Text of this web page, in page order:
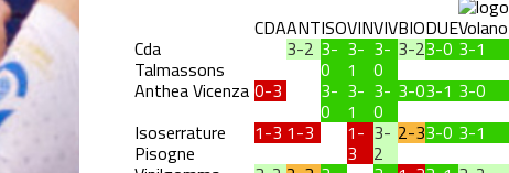
CDAANTISOVINVIVBIODUE
Cda
Talmassons
3-2 3-
0
3-
1
3-
0
3-23-0 3-1
Anthea Vicenza 0-3 3-
0
3-
1
3-
0
3-03-1 3-0
Isoserrature
Pisogne
1-3 1-3 1-
3
3-
2
2-33-0 3-1